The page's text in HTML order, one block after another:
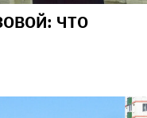
ЧТО